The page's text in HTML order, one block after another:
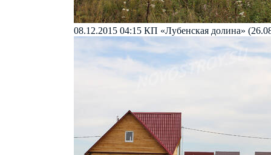
08.12.2015 04:15 КП «Лубенская долина»